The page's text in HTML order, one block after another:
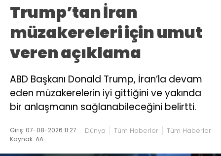
Trump’tan İran
müzakereleri için umut
veren açıklama
ABD Başkanı Donald Trump, İran’la devam
eden müzakerelerin iyi gittiğini ve yakında
bir anlaşmanın sağlanabileceğini belirtti.
Giriş: 07-08-2026 11:27
Kaynak: AA
Dünya Tüm Haberler Tüm Haberler